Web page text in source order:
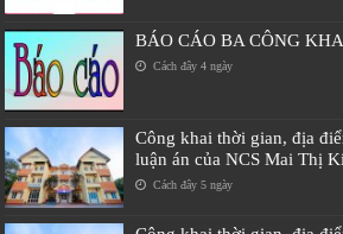
BÁO CÁO BA CÔNG
Cách đây 4 ngày
Công khai thời gian, địa
luận án của NCS Mai Thị
Cách đây 5 ngày